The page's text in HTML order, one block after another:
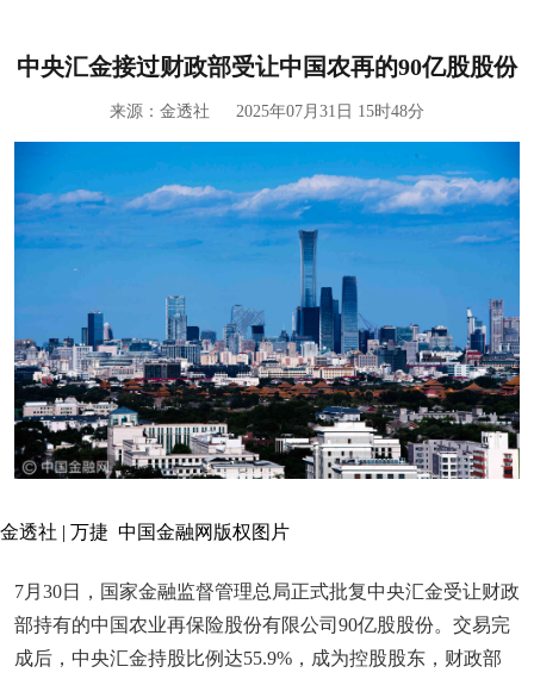
中央汇金接过财政部受让中国农再的90亿股股份
来源： 金透社 2025年07月31日 15时48分
金透社 | 万捷 中国金融网版权图片
7月30日，国家金融监督管理总局正式批复中央汇金受让财政
部持有的中国农业再保险股份有限公司90亿股股份。交易完
成后，中央汇金持股比例达55.9%，成为控股股东，财政部